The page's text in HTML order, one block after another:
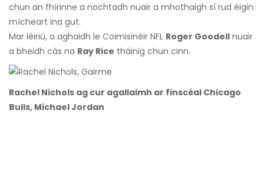
chun an fhírinne a nochtadh nuair a mhothaigh sí rud éigin
mícheart ina gut.
Mar léiriú, a aghaidh le Coimisinéir NFL Roger Goodell nuair
a bheidh cás na Ray Rice tháinig chun cinn.
Rachel Nichols ag cur agallaimh ar finscéal Chicago
Bulls, Michael Jordan